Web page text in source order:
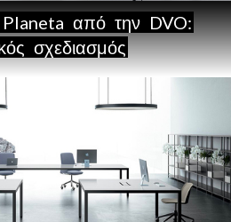
Planeta από την DVO:
σχεδιασμός